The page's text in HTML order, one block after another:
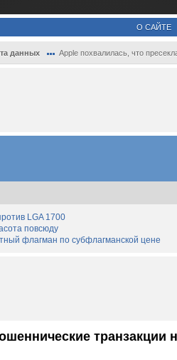
О САЙТЕ
данных Apple похвалилась, что
LGA 1700
повсюду
флагман по субфлагманской цене
транзакции